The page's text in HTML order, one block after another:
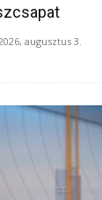
augusztus 3.